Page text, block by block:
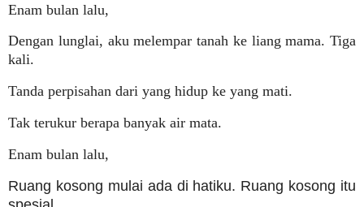
Enam bulan lalu,
Dengan lunglai, aku melempar tanah ke liang mama. Tiga
kali.
Tanda perpisahan dari yang hidup ke yang mati.
Tak terukur berapa banyak air mata.
Enam bulan lalu,
Ruang kosong mulai ada di hatiku. Ruang kosong itu